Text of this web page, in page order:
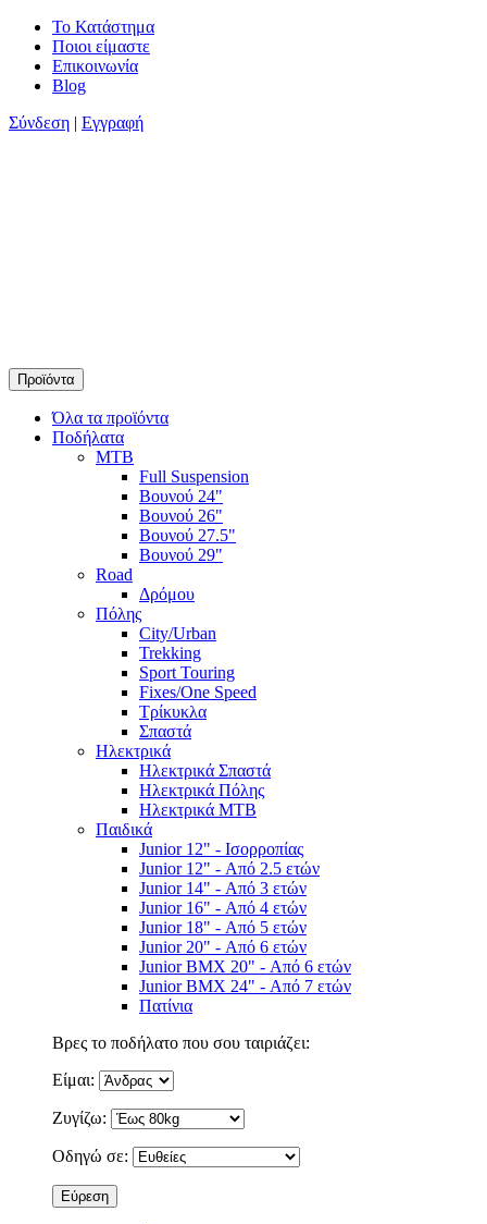
Skip
content
Το Κατάστημα
Ποιοι είμαστε
Επικοινωνία
Blog
Σύνδεση | Εγγραφή
Timamopoulos.gr
45 χρόνια πρώτοι στο ποδήλατο
Προϊόντα
Όλα τα προϊόντα
Ποδήλατα
MTB
Full Suspension
Βουνού 24"
Βουνού 26"
Βουνού 27.5"
Βουνού 29"
Road
Δρόμου
Πόλης
City/Urban
Trekking
Sport Touring
Fixes/One Speed
Τρίκυκλα
Σπαστά
Ηλεκτρικά
Ηλεκτρικά Σπαστά
Ηλεκτρικά Πόλης
Ηλεκτρικά MTB
Παιδικά
Junior 12" - Ισορροπίας
Junior 12" - Από 2.5 ετών
Junior 14" - Από 3 ετών
Junior 16" - Από 4 ετών
Junior 18" - Από 5 ετών
Junior 20" - Από 6 ετών
Junior BMX 20" - Από 6 ετών
Junior BMX 24" - Από 7 ετών
Πατίνια
Βρες το ποδήλατο που σου ταιριάζει:
Είμαι:
Ζυγίζω:
Οδηγώ σε: